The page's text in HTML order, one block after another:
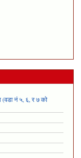
(वडा नं ५, ६, र ७ को